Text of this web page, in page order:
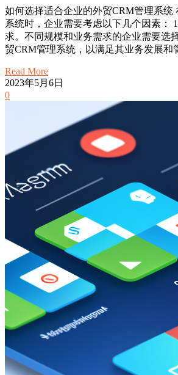
如何选择适合企业的外贸CRM管理系统
系统时，企业需要考虑以下几个因素：
求。不同规模和业务需求的企业需要选
贸CRM管理系统，以满足其业务发展
Read More
2023年5月6日
0